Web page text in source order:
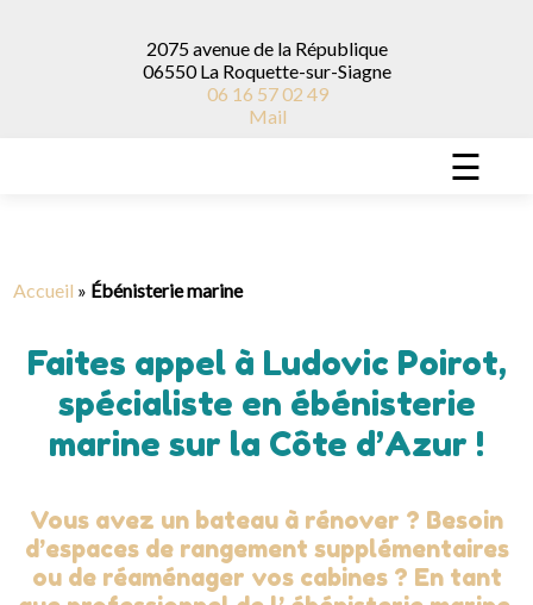
2075 avenue de la République
06550 La Roquette-sur-Siagne
06 16 57 02 49
Mail
☰
Accueil » Ébénisterie marine
Faites appel à Ludovic Poirot,
spécialiste en ébénisterie
marine sur la Côte d’Azur !
Vous avez un bateau à rénover ? Besoin
d’espaces de rangement supplémentaires
ou de réaménager vos cabines ? En tant